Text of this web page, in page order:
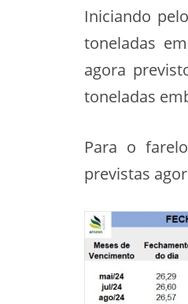
Iniciando
toneladas
agora
toneladas
Para o
previstas